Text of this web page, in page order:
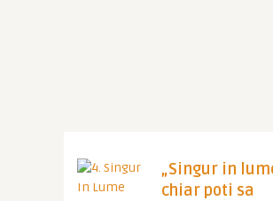
„Singur in
chiar poti sa